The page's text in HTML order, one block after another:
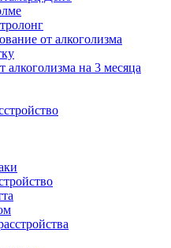
от алкоголизма
алкоголизма на 3 месяца